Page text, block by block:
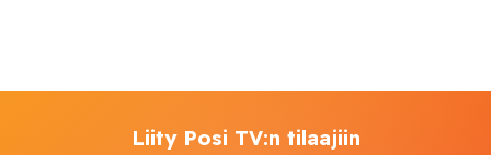
Liity Posi TV:n tilaajiin